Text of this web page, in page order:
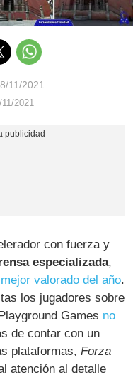
11/2021
2021
con fuerza y
especializada,
valorado del año.
los jugadores sobre
Games no
de contar con un
plataformas,Forza
atención al detalle